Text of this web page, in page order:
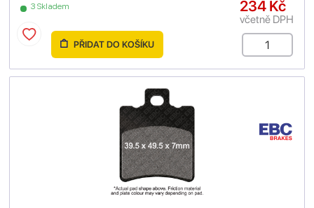
3 Skladem 234 Kč
včetně DPH
PŘIDAT DO KOŠÍKU